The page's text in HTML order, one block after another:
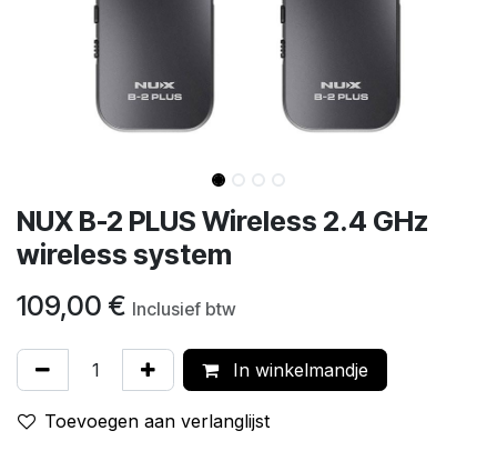
NUX B-2 PLUS Wireless 2.4 GHz
wireless system
109,00 € Inclusief btw
In winkelmandje
Toevoegen aan verlanglijst